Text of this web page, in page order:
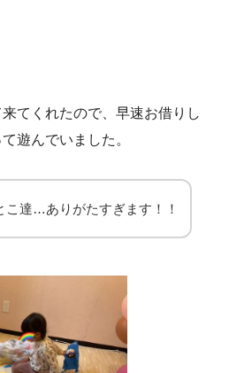
てくれたので、早速お借りし
遊んでいました。
こ達…ありがたすぎます！！